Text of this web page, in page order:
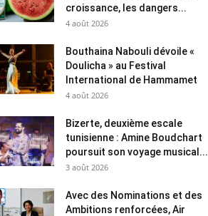
croissance, les dangers...
4 août 2026
Bouthaina Nabouli dévoile «
Doulicha » au Festival
International de Hammamet
4 août 2026
Bizerte, deuxième escale
tunisienne : Amine Boudchart
poursuit son voyage musical...
3 août 2026
Avec des Nominations et des
Ambitions renforcées, Air